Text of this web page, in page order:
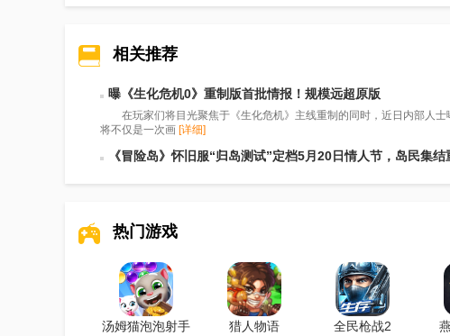
相关推荐
曝《生化危机0》重制版首批情报！规模远超原版
在玩家们将目光聚焦于《生化危机》主线重制的同时，近日内部人士
将不仅是一次画 [详细]
《冒险岛》怀旧服“归岛测试”定档5月20日情人节，岛民集结
热门游戏
汤姆猫泡泡射手 猎人物语 全民枪战2